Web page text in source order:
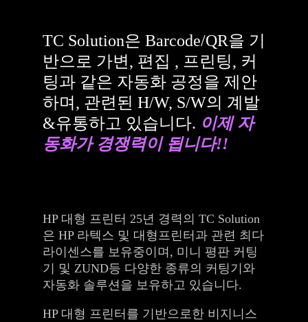
TC Solution은 Barcode/QR을 기
반으로 가변, 편집 , 프린팅, 커
팅과 같은 자동화 공정을 제안
하며, 관련된 H/W, S/W의 계발
&유통하고 있습니다. 이제 자
동화가 경쟁력이 됩니다!!
HP 대형 프린터 25년 경력의 TC Solution
은 HP 라텍스 및 대형프린터과 관련 최다
라이센스를 보유중이며, 미니 평판 커팅
기 및 ZUND등 다양한 종류의 커팅기와
자동화 솔루션을 보유하고 있습니다.
HP 대형 프린터를 기반으로한 비지니스